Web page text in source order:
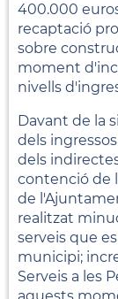
400.000
recaptació
sobre
moment
nivells
Davant de la
dels
dels
contenció de
de
realitzat
serveis que
municipi;
Serveis a les